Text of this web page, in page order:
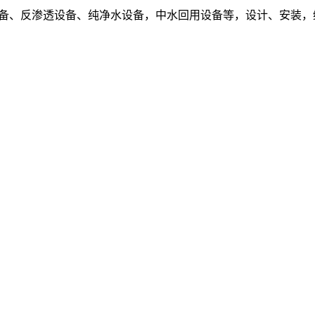
反渗透设备、纯净水设备，中水回用设备等，设计、安装，